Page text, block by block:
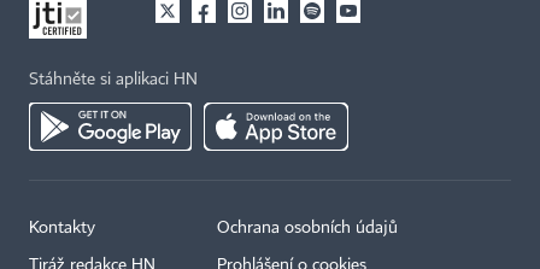
Stáhněte si aplikaci HN
Kontakty
Tiráž redakce HN
Ochrana osobních údajů
Prohlášení o cookies